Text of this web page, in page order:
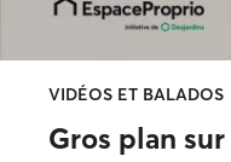
VIDÉOS ET BALADOS
Gros plan